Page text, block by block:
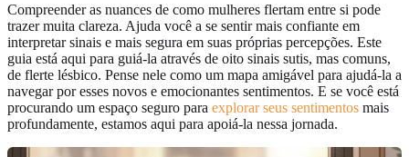
Compreender as nuances de como mulheres flertam entre si pode
trazer muita clareza. Ajuda você a se sentir mais confiante em
interpretar sinais e mais segura em suas próprias percepções. Este
guia está aqui para guiá-la através de oito sinais sutis, mas comuns,
de flerte lésbico. Pense nele como um mapa amigável para ajudá-la a
navegar por esses novos e emocionantes sentimentos. E se você está
procurando um espaço seguro para explorar seus sentimentos mais
profundamente, estamos aqui para apoiá-la nessa jornada.